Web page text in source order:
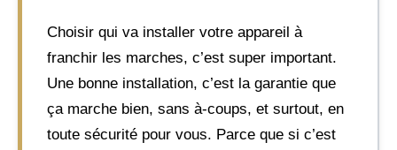
Choisir qui va installer votre appareil à
franchir les marches, c’est super important.
Une bonne installation, c’est la garantie que
ça marche bien, sans à-coups, et surtout, en
toute sécurité pour vous. Parce que si c’est